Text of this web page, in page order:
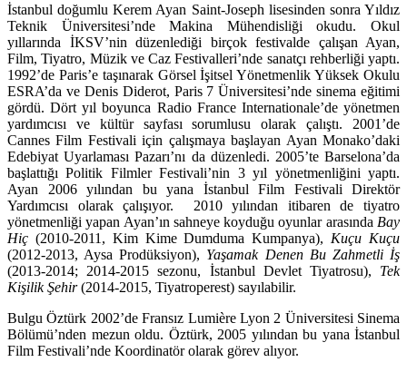
İstanbul doğumluKerem Ayan Saint-Joseph lisesinden sonra Yıldız
Teknik Üniversitesi’nde Makina Mühendisliği okudu. Okul
yıllarında İKSV’nin düzenlediği birçok festivalde çalışan Ayan,
Film, Tiyatro, Müzik ve Caz Festivalleri’nde sanatçı rehberliği yaptı.
1992’de Paris’e taşınarak Görsel İşitsel Yönetmenlik Yüksek Okulu
ESRA’da ve Denis Diderot, Paris 7 Üniversitesi’nde sinema eğitimi
gördü. Dört yıl boyunca Radio France Internationale’de yönetmen
yardımcısı ve kültür sayfası sorumlusu olarak çalıştı. 2001’de
Cannes Film Festivali için çalışmaya başlayan Ayan Monako’daki
Edebiyat Uyarlaması Pazarı’nı da düzenledi. 2005’te Barselona’da
başlattığı Politik Filmler Festivali’nin 3 yıl yönetmenliğini yaptı.
Ayan 2006 yılından bu yana İstanbul Film Festivali Direktör
Yardımcısı olarak çalışıyor. 2010 yılından itibaren de tiyatro
yönetmenliği yapan Ayan’ın sahneye koyduğu oyunlar arasında Bay
Hiç (2010-2011, Kim Kime Dumduma Kumpanya), Kuçu Kuçu
(2012-2013, Aysa Prodüksiyon), Yaşamak Denen Bu Zahmetli İş
(2013-2014; 2014-2015 sezonu, İstanbul Devlet Tiyatrosu), Tek
Kişilik Şehir(2014-2015, Tiyatroperest) sayılabilir.
Bulgu Öztürk 2002’de Fransız Lumière Lyon 2 Üniversitesi Sinema
Bölümü’nden mezun oldu. Öztürk, 2005 yılından bu yana İstanbul
Film Festivali’nde Koordinatör olarak görev alıyor.